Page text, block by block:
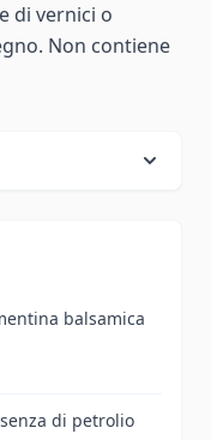
di vernici o
Non contiene
balsamica
di petrolio